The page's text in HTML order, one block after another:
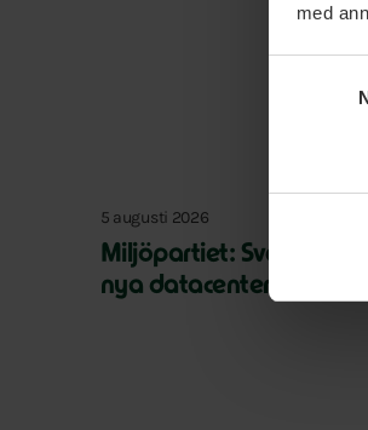
med
5 augusti 2026
Miljöpartiet: Sverige
nya datacenter